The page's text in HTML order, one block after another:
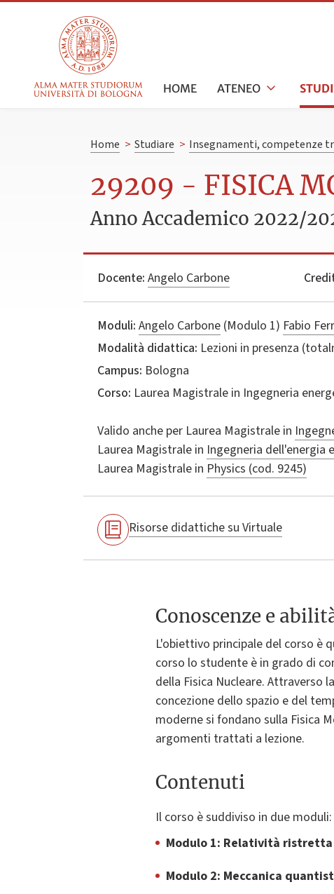
HOME ATENEO
Home > Studiare > Insegnamenti, competenze
29209 - FISICA
Anno Accademico 2022/
Docente: Angelo Carbone
Moduli: Angelo Carbone (Modulo 1) Fabio
Modalità didattica: Lezioni in presenza
Campus: Bologna
Corso: Laurea Magistrale in Ingegneria
Valido anche per Laurea Magistrale in
Laurea Magistrale in Ingegneria dell'energia
Laurea Magistrale in Physics (cod. 9245)
Risorse didattiche su Virtuale
Conoscenze e
L'obiettivo principale del corso è
corso lo studente è in grado di
della Fisica Nucleare. Attraverso
concezione dello spazio e del
moderne si fondano sulla Fisica
argomenti trattati a lezione.
Contenuti
Il corso è suddiviso in due moduli:
Modulo 1: Relatività ristretta
Modulo 2: Meccanica